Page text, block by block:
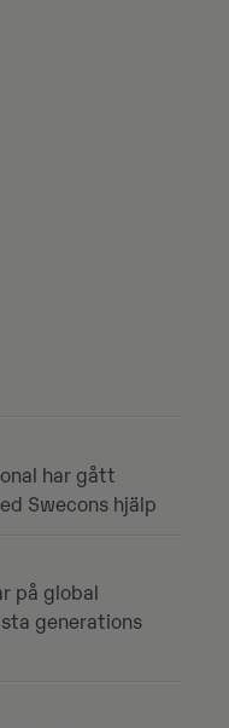
har gått
Swecons hjälp
på global
generations